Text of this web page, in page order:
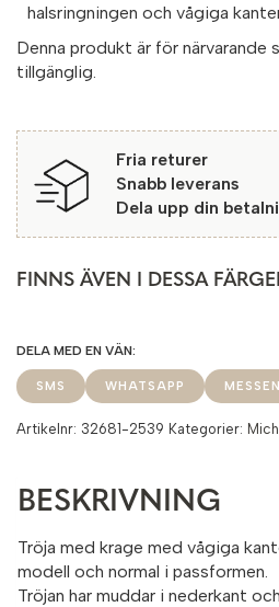
halsringningen och vågiga
Denna produkt är för närvarande
tillgänglig.
Fria returer
Snabb leverans
Dela upp din
FINNS ÄVEN I DESSA
SMS WHATSAPP
Artikelnr: 32681-2539 Kategorier:
BESKRIVNING
Tröja med krage med vågiga
modell och normal i passformen.
Tröjan har muddar i nederkant